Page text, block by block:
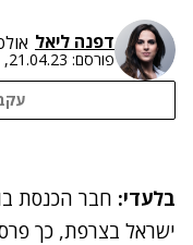
דפנה ליאל
פורסם: 21.04.23, 17:43
בלעדי: חבר הכנסת
ישראל בצרפת, כך